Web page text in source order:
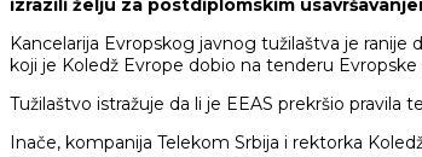
izrazili želju za postdiplomskim
Kancelarija Evropskog javnog tužilaštva je
koji je Koledž Evrope dobio na tenderu Evropske
Tužilaštvo istražuje da li je EEAS prekršio
Inače, kompanija Telekom Srbija i rektorka